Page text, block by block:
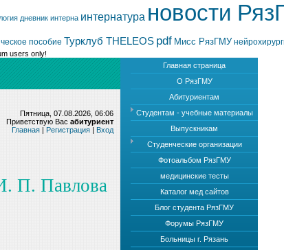
дневник интерна интернатура новости
пособие Турклуб THELEOS pdf Мисс РязГМУ
users only!
Главная страница
О РязГМУ
Абитуриентам
Студентам - учебные материалы
Выпускникам
Студенческие организации
Фотоальбом РязГМУ
медицинские тесты
Каталог мед сайтов
Блог студента РязГМУ
Форумы РязГМУ
Больницы г. Рязань
Пятница, 07.08.2026, 06:06
Приветствую Вас абитуриент
Главная | Регистрация | Вход
П. Павлова